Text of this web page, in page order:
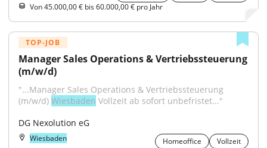
Von 45.000,00 € bis 60.000,00 € pro Jahr
TOP-JOB
Manager Sales Operations & Vertriebssteuerung
(m/w/d)
"...Manager Sales Operations & Vertriebssteuerung
(m/w/d) Wiesbaden Vollzeit ab sofort unbefristet..."
DG Nexolution eG
Wiesbaden Homeoffice
Vollzeit